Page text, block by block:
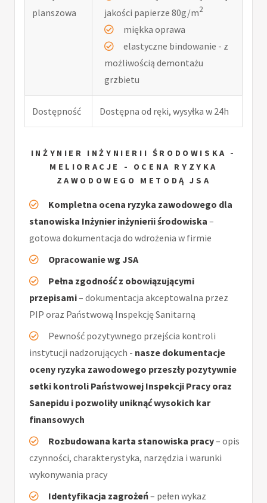
planszowa
jakości papierze 80g/m2
miękka oprawa
elastyczne bindowanie - z
możliwością demontażu
grzbietu
Dostępność Dostępna od ręki, wysyłka w 24h
INŻYNIER INŻYNIERII ŚRODOWISKA -
MELIORACJE - OCENA RYZYKA
ZAWODOWEGO METODĄ JSA
Kompletna ocena ryzyka zawodowego dla
stanowiska Inżynier inżynierii środowiska –
gotowa dokumentacja do wdrożenia w firmie
Opracowanie wg JSA
Pełna zgodność z obowiązującymi
przepisami– dokumentacja akceptowalna przez
PIP oraz Państwową Inspekcję Sanitarną
Pewność pozytywnego przejścia kontroli
instytucji nadzorujących - nasze dokumentacje
oceny ryzyka zawodowego przeszły pozytywnie
setki kontroli Państwowej Inspekcji Pracy oraz
Sanepidu i pozwoliły uniknąć wysokich kar
finansowych
Rozbudowana karta stanowiska pracy– opis
czynności, charakterystyka, narzędzia i warunki
wykonywania pracy
Identyfikacja zagrożeń– pełen wykaz